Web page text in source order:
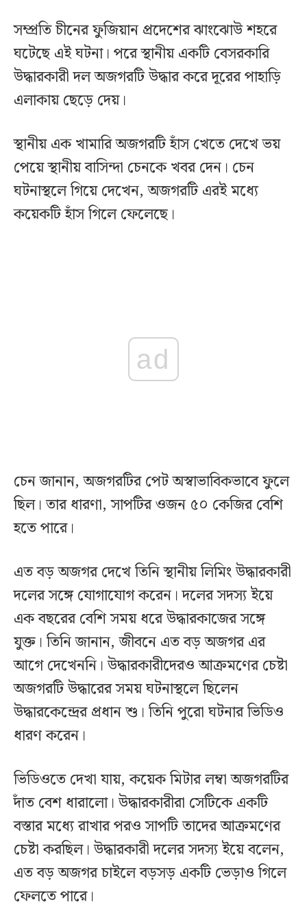
সম্প্রতি চীনের ফুজিয়ান প্রদেশের ঝাংঝোউ শহরে
ঘটেছে এই ঘটনা। পরে স্থানীয় একটি বেসরকারি
উদ্ধারকারী দল অজগরটি উদ্ধার করে দূরের পাহাড়ি
এলাকায় ছেড়ে দেয়।
স্থানীয় এক খামারি অজগরটি হাঁস খেতে দেখে ভয়
পেয়ে স্থানীয় বাসিন্দা চেনকে খবর দেন। চেন
ঘটনাস্থলে গিয়ে দেখেন, অজগরটি এরই মধ্যে
কয়েকটি হাঁস গিলে ফেলেছে।
ad
চেন জানান, অজগরটির পেট অস্বাভাবিকভাবে ফুলে
ছিল। তার ধারণা, সাপটির ওজন ৫০ কেজির বেশি
হতে পারে।
এত বড় অজগর দেখে তিনি স্থানীয় লিমিং উদ্ধারকারী
দলের সঙ্গে যোগাযোগ করেন। দলের সদস্য ইয়ে
এক বছরের বেশি সময় ধরে উদ্ধারকাজের সঙ্গে
যুক্ত। তিনি জানান, জীবনে এত বড় অজগর এর
আগে দেখেননি। উদ্ধারকারীদেরও আক্রমণের চেষ্টা
অজগরটি উদ্ধারের সময় ঘটনাস্থলে ছিলেন
উদ্ধারকেন্দ্রের প্রধান শু। তিনি পুরো ঘটনার ভিডিও
ধারণ করেন।
ভিডিওতে দেখা যায়, কয়েক মিটার লম্বা অজগরটির
দাঁত বেশ ধারালো। উদ্ধারকারীরা সেটিকে একটি
বস্তার মধ্যে রাখার পরও সাপটি তাদের আক্রমণের
চেষ্টা করছিল। উদ্ধারকারী দলের সদস্য ইয়ে বলেন,
এত বড় অজগর চাইলে বড়সড় একটি ভেড়াও গিলে
ফেলতে পারে।